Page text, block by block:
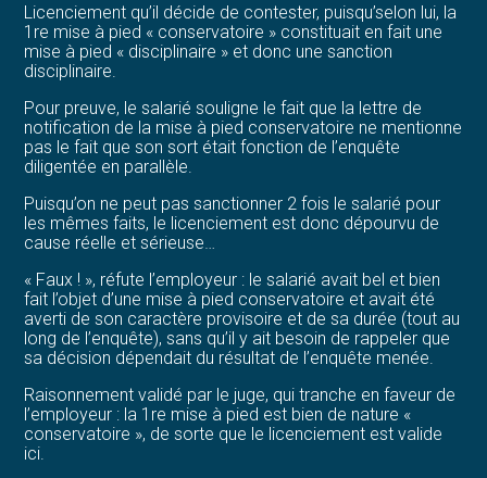
Licenciement qu’il décide de contester, puisqu’selon lui, la
1re mise à pied « conservatoire » constituait en fait une
mise à pied « disciplinaire » et donc une sanction
disciplinaire.
Pour preuve, le salarié souligne le fait que la lettre de
notification de la mise à pied conservatoire ne mentionne
pas le fait que son sort était fonction de l’enquête
diligentée en parallèle.
Puisqu’on ne peut pas sanctionner 2 fois le salarié pour
les mêmes faits, le licenciement est donc dépourvu de
cause réelle et sérieuse…
« Faux ! », réfute l’employeur : le salarié avait bel et bien
fait l’objet d’une mise à pied conservatoire et avait été
averti de son caractère provisoire et de sa durée (tout au
long de l’enquête), sans qu’il y ait besoin de rappeler que
sa décision dépendait du résultat de l’enquête menée.
Raisonnement validé par le juge, qui tranche en faveur de
l’employeur : la 1re mise à pied est bien de nature «
conservatoire », de sorte que le licenciement est valide
ici.